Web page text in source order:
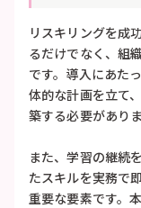
リスキリングを成
るだけでなく、組
です。導入にあた
体的な計画を立て
築する必要がありま
また、学習の継続
たスキルを実務で
重要な要素です。